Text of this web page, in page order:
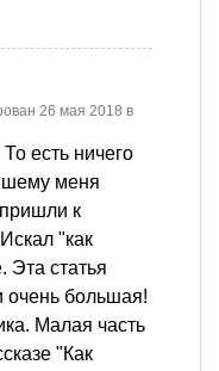
26 мая 2018 в
есть ничего
меня
к
"как
Эта статья
очень большая!
Малая часть
"Как